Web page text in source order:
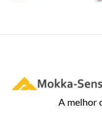
A melhor